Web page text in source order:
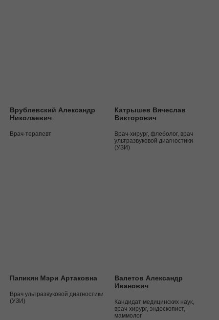
Врублевский Александр
Николаевич
Врач-терапевт
Катрышев Вячеслав
Викторович
Врач-хирург, флеболог, врач
ультразвуковой диагностики
(УЗИ)
Папикян Мэри Артаковна
Врач ультразвуковой диагностики
(УЗИ)
Валетов Александр
Иванович
Кандидат медицинских наук,
врач-хирург, эндоскопист,
маммолог